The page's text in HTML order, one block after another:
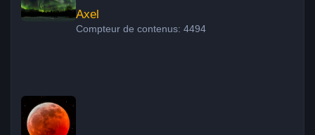
Axel
Compteur de contenus: 4494